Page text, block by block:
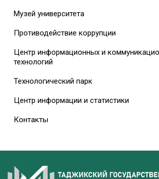
Музей университета
Противодействие коррупции
Центр информационных и
технологий
Технологический парк
Центр информации и статистики
Контакты